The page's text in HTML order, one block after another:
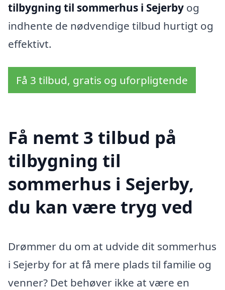
tilbygning til sommerhus i Sejerby og
indhente de nødvendige tilbud hurtigt og
effektivt.
Få 3 tilbud, gratis og uforpligtende
Få nemt 3 tilbud på
tilbygning til
sommerhus i Sejerby,
du kan være tryg ved
Drømmer du om at udvide dit sommerhus
i Sejerby for at få mere plads til familie og
venner? Det behøver ikke at være en